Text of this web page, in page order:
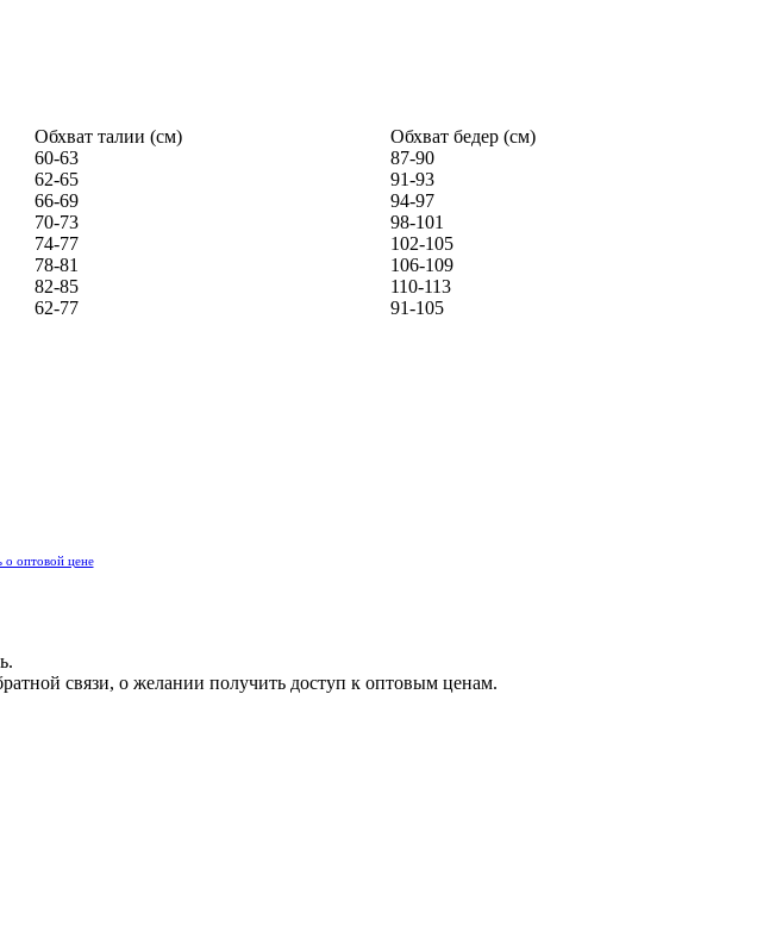
Обхват талии (см)
Обхват бедер (см)
60-63
87-90
62-65
91-93
66-69
94-97
70-73
98-101
74-77
102-105
78-81
106-109
82-85
110-113
62-77
91-105
о оптовой цене
связи, о желании получить доступ к оптовым ценам.